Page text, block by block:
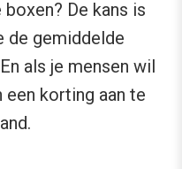
De kans is
de gemiddelde
als je mensen wil
een korting aan te